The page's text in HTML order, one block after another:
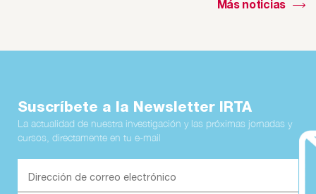
Más noticias
Suscríbete a la Newsletter IRTA
La actualidad de nuestra investigación y las próximas jornadas y
cursos, directamente en tu e-mail